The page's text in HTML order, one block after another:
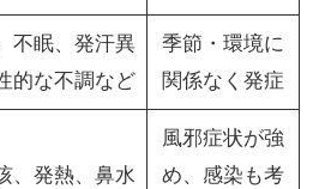
不眠、発汗異
的な不調など
季節・環境に
関係なく発症
、発熱、鼻水
風邪症状が強
め、感染も考